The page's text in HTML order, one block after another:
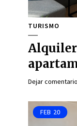
TURISMO
Dejar comentario
FEB 20